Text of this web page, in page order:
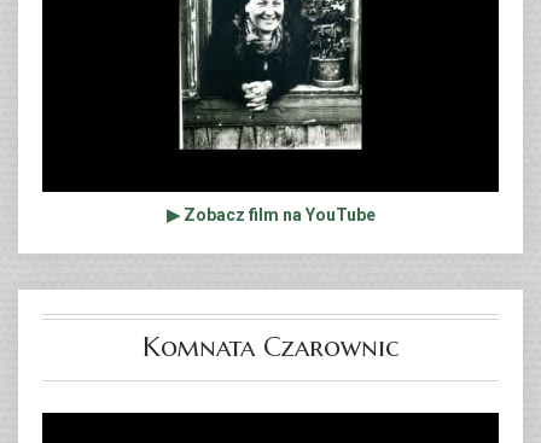
▶ Zobacz film na YouTube
Komnata Czarownic